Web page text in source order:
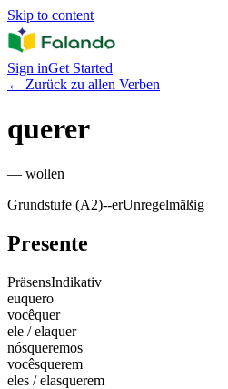
Skip to content
Sign inGet Started
← Zurück zu allen Verben
querer
— wollen
Grundstufe (A2)--erUnregelmäßig
Presente
PräsensIndikativ
euquero
vocêquer
ele / elaquer
nósqueremos
vocêsquerem
eles / elasquerem